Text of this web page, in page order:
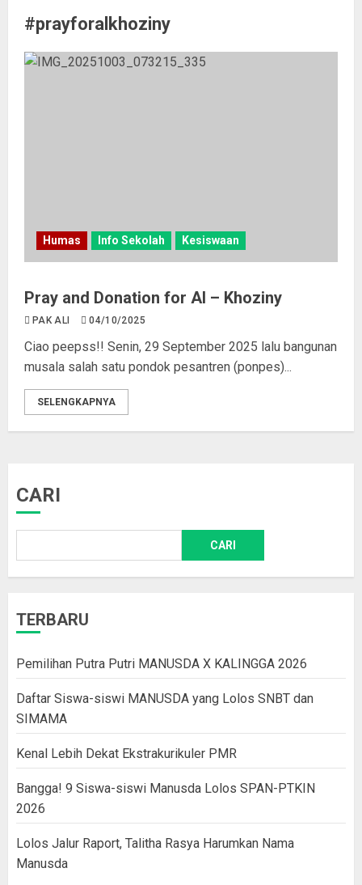
#prayforalkhoziny
Humas Info Sekolah Kesiswaan
Pray and Donation for Al – Khoziny
PAK ALI 04/10/2025
Ciao peepss!! Senin, 29 September 2025 lalu bangunan
musala salah satu pondok pesantren (ponpes)...
SELENGKAPNYA
CARI
CARI
TERBARU
Pemilihan Putra Putri MANUSDA X KALINGGA 2026
Daftar Siswa-siswi MANUSDA yang Lolos SNBT dan
SIMAMA
Kenal Lebih Dekat Ekstrakurikuler PMR
Bangga! 9 Siswa-siswi Manusda Lolos SPAN-PTKIN
2026
Lolos Jalur Raport, Talitha Rasya Harumkan Nama
Manusda